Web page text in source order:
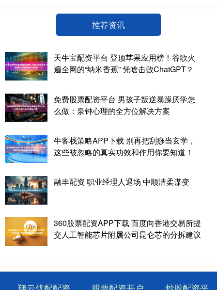
推荐资讯
天牛宝配资平台 登顶苹果应用榜！谷歌火
遍全网的“纳米香蕉” 凭啥击败ChatGPT？
免费股票配资平台 男孩子叛逆暴躁厌学怎
么做：泉钟心理的全方位解决方案
牛客栈策略APP下载 别再把刮痧当玄学，
这些被忽略的真实功效和作用你要知道！
融丰配资 职业经理人退场 中顺洁柔谋变
360股票配资APP下载 百度向香港交易所提
交人工智能芯片附属公司昆仑芯的分拆建议